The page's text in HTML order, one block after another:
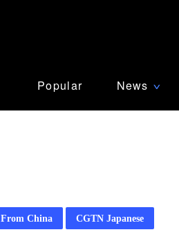
Popular News ∨
From China CGTN Japanese